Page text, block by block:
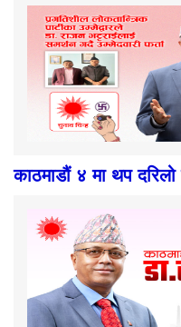
काठमाडौं ४ मा थप